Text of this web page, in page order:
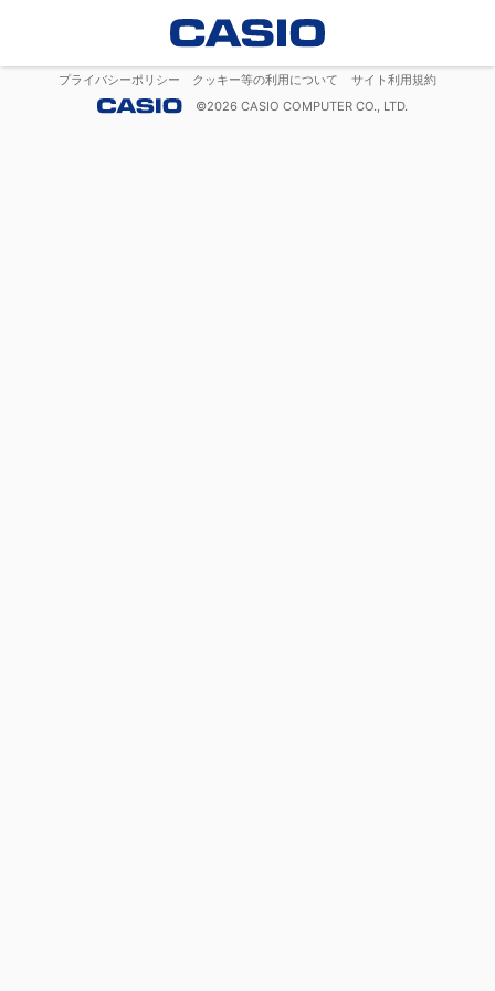
プライバシーポリシー クッキー等の利用について
サイト利用規約
©2026 CASIO COMPUTER CO., LTD.